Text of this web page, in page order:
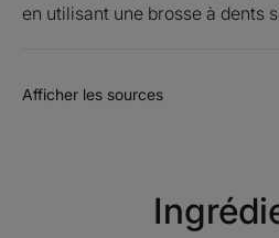
Emballage ne contenant pas de
Consigne de tri
en utilisant une brosse à dents
Afficher les sources